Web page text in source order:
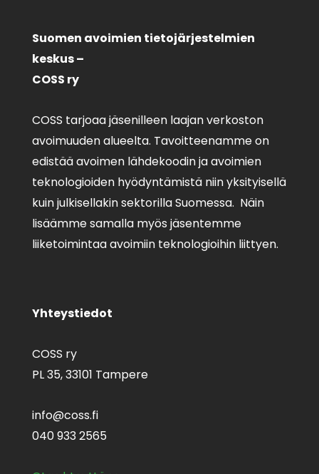
Suomen avoimien tietojärjestelmien
keskus –
COSS ry
COSS tarjoaa jäsenilleen laajan verkoston
avoimuuden alueelta. Tavoitteenamme on
edistää avoimen lähdekoodin ja avoimien
teknologioiden hyödyntämistä niin yksityisellä
kuin julkisellakin sektorilla Suomessa. Näin
lisäämme samalla myös jäsentemme
liiketoimintaa avoimiin teknologioihin liittyen.
Yhteystiedot
COSS ry
PL 35,33101 Tampere
info@coss.fi
040 933 2565